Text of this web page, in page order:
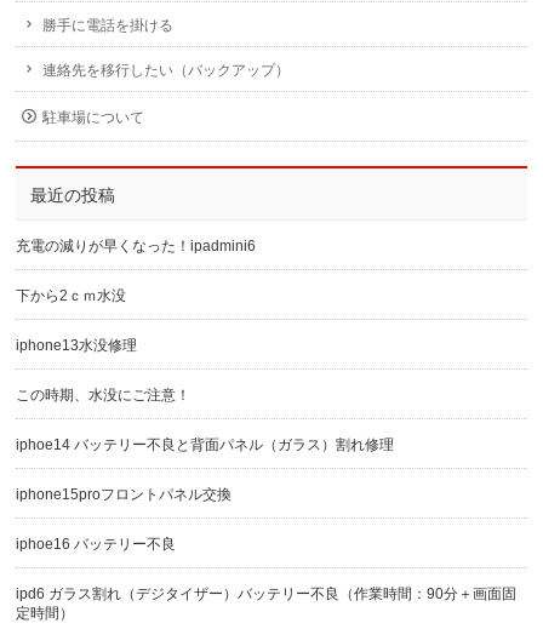
勝手に電話を掛ける
連絡先を移行したい（バックアップ）
駐車場について
最近の投稿
充電の減りが早くなった！ipadmini6
下から2ｃｍ水没
iphone13水没修理
この時期、水没にご注意！
iphoe14 バッテリー不良と背面パネル（ガラス）割れ修理
iphone15proフロントパネル交換
iphoe16 バッテリー不良
ipd6 ガラス割れ（デジタイザー）バッテリー不良（作業時間：90分＋画面固
定時間）